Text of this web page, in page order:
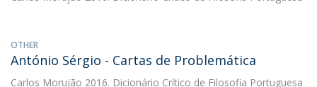
OTHER
António Sérgio - Cartas de Problemática
Carlos Morujão 2016. Dicionário Crítico de Filosofia Portuguesa